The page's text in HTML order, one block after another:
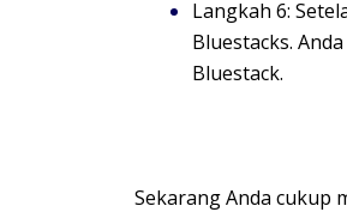
Langkah 6:
Bluestacks.
Bluestack.
Sekarang Anda cukup